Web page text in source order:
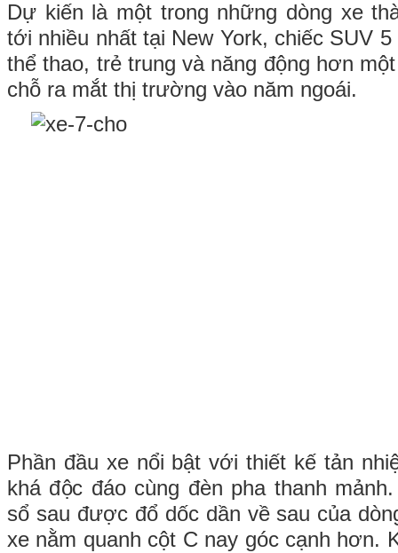
Dự kiến là một trong những dòng xe
tới nhiều nhất tại New York, chiếc SUV
thể thao, trẻ trung và năng động hơn
chỗ ra mắt thị trường vào năm ngoái.
Phần đầu xe nổi bật với thiết kế tản
khá độc đáo cùng đèn pha thanh
sổ sau được đổ dốc dần về sau của
xe nằm quanh cột C nay góc cạnh hơn.